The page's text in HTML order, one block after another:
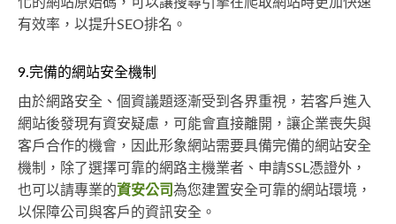
有效率，以提升SEO排名。
9.完備的網站安全機制
由於網路安全、個資議題逐漸受到各界重視，若客戶進入
網站後發現有資安疑慮，可能會直接離開，讓企業喪失與
客戶合作的機會，因此形象網站需要具備完備的網站安全
機制，除了選擇可靠的網路主機業者、申請SSL憑證外，
也可以請專業的資安公司 為您建置安全可靠的網站環境，
以保障公司與客戶的資訊安全。